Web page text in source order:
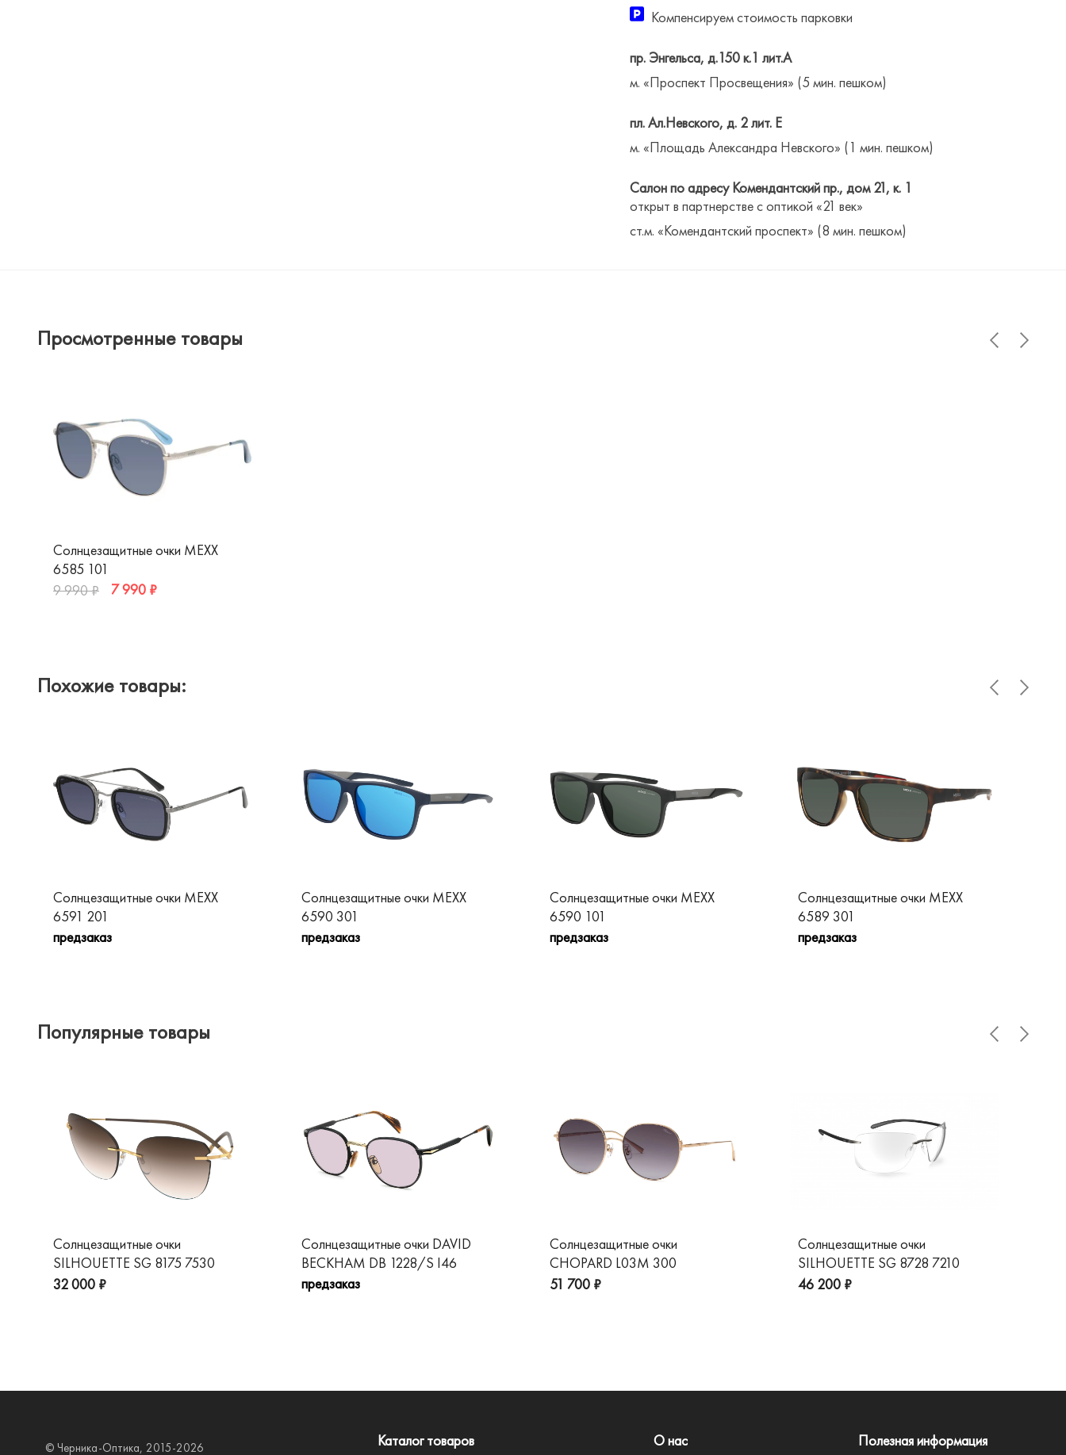
Компенсируем стоимость парковки
пр. Энгельса, д.150 к.1 лит.А
м. «Проспект Просвещения» (5 мин. пешком)
пл. Ал.Невского, д. 2 лит. Е
м. «Площадь Александра Невского» (1 мин. пешком)
Салон по адресу Комендантский пр., дом 21, к. 1
открыт в партнерстве с оптикой «21 век»
ст.м. «Комендантский проспект» (8 мин. пешком)
Просмотренные товары
Солнцезащитные очки MEXX
6585 101
9 990 ₽
7 990 ₽
Похожие товары:
Солнцезащитные очки MEXX
6591 201
предзаказ
Солнцезащитные очки MEXX
6590 301
предзаказ
Солнцезащитные очки MEXX
6590 101
предзаказ
Солнцезащитные очки MEXX
6589 301
предзаказ
Популярные товары
Солнцезащитные очки
SILHOUETTE SG 8175 7530
32 000 ₽
Солнцезащитные очки DAVID
BECKHAM DB 1228/S I46
предзаказ
Солнцезащитные очки
CHOPARD L03M 300
51 700 ₽
Солнцезащитные очки
SILHOUETTE SG 8728 7210
46 200 ₽
© Черника-Оптика, 2015-2026 Каталог товаров О нас Полезная информация